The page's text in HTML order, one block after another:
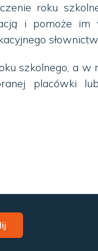
roku
i pomoże im
szkolnego, a w
placówki